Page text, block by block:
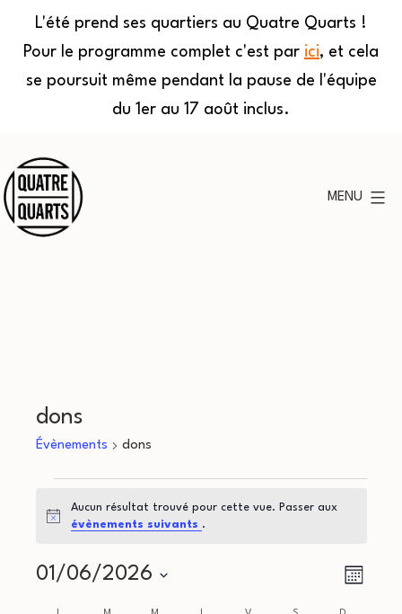
L'été prend ses quartiers au Quatre Quarts !
Pour le programme complet c'est par ici, et cela
se poursuit même pendant la pause de l'équipe
du 1er au 17 août inclus.
au
contenu
MENU
dons
Évènements dons
Évènements
Notice
Aucun résultat trouvé pour cette vue. Passer aux
évènements suivants .
NN
Mois
01/06/2026